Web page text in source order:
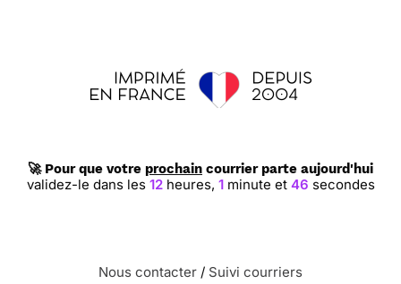
🚀 Pour que votre prochain courrier parte aujourd'hui
validez-le dans les 12 heures, 1 minute et 45 secondes
Nous contacter / Suivi courriers